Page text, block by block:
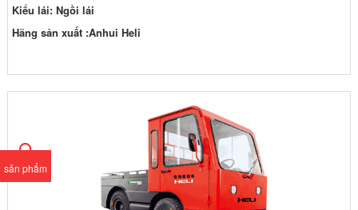
sản phẩm
Kiểu lái: Ngồi lái
Hãng sản xuất :Anhui Heli